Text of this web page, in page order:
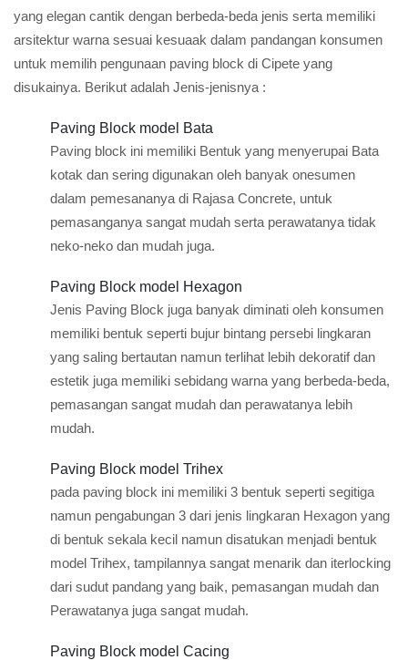
yang elegan cantik dengan berbeda-beda jenis serta memiliki
arsitektur warna sesuai kesuaak dalam pandangan konsumen
untuk memilih pengunaan paving block di Cipete yang
disukainya. Berikut adalah Jenis-jenisnya :
Paving Block model Bata
Paving block ini memiliki Bentuk yang menyerupai Bata
kotak dan sering digunakan oleh banyak onesumen
dalam pemesananya di Rajasa Concrete, untuk
pemasanganya sangat mudah serta perawatanya tidak
neko-neko dan mudah juga.
Paving Block model Hexagon
Jenis Paving Block juga banyak diminati oleh konsumen
memiliki bentuk seperti bujur bintang persebi lingkaran
yang saling bertautan namun terlihat lebih dekoratif dan
estetik juga memiliki sebidang warna yang berbeda-beda,
pemasangan sangat mudah dan perawatanya lebih
mudah.
Paving Block model Trihex
pada paving block ini memiliki 3 bentuk seperti segitiga
namun pengabungan 3 dari jenis lingkaran Hexagon yang
di bentuk sekala kecil namun disatukan menjadi bentuk
model Trihex, tampilannya sangat menarik dan iterlocking
dari sudut pandang yang baik, pemasangan mudah dan
Perawatanya juga sangat mudah.
Paving Block model Cacing